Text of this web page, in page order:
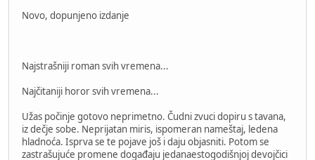
Novo, dopunjeno izdanje
Najstrašniji roman svih vremena...
Najčitaniji horor svih vremena...
Užas počinje gotovo neprimetno. Čudni zvuci dopiru s tavana,
iz dečje sobe. Neprijatan miris, ispomeran nameštaj, ledena
hladnoća. Isprva se te pojave još i daju objasniti. Potom se
zastrašujuće promene događaju jedanaestogodišnjoj devojčici